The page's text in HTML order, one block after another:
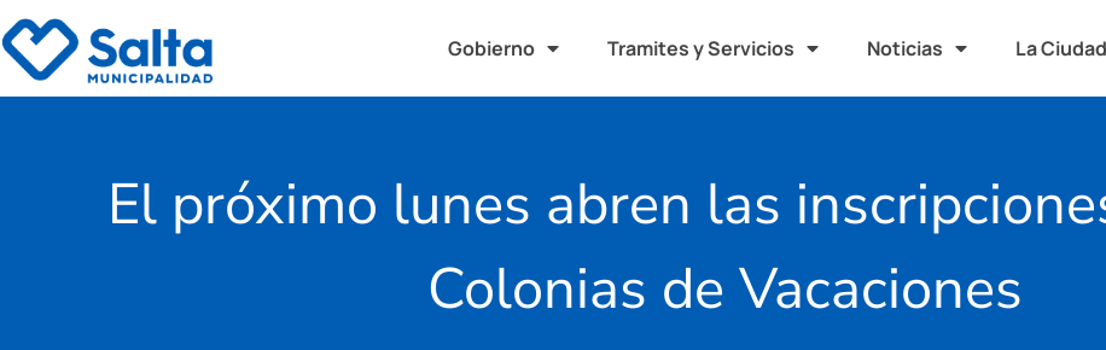
Gobierno Tramites y Servicios Noticias La Ciudad
El próximo lunes abren las
Colonias de Vacaciones